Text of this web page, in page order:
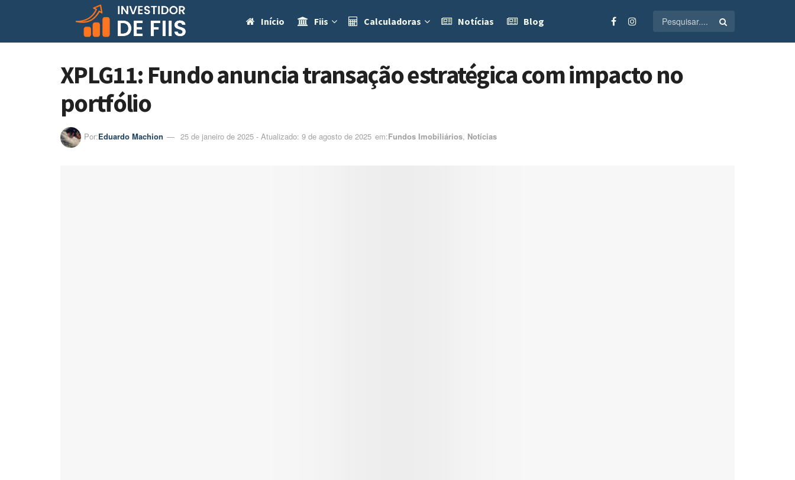
Início Fiis Calculadoras Notícias Blog
XPLG11: Fundo anuncia transação estratégica com impacto no
portfólio
Por:Eduardo Machion 25 de janeiro de 2025 - Atualizado: 9 de agosto de 2025 em:ㅤFundos Imobiliários, Notícias